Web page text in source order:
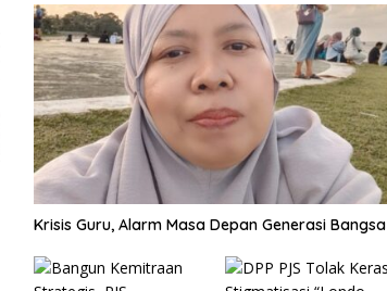
Krisis Guru, Alarm Masa Depan Generasi Bangsa